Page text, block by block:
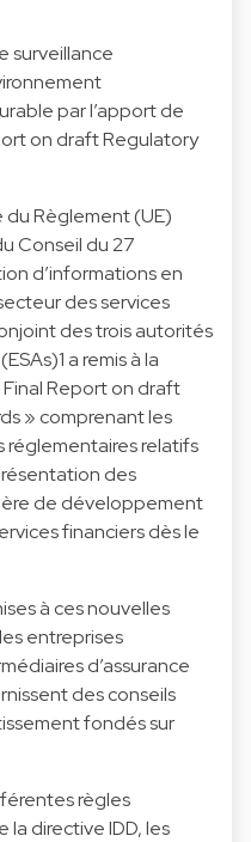
surveillance
par l’apport de
on draft Regulatory
Règlement (UE)
Conseil du 27
d’informations en
des services
des trois autorités
a remis à la
Report on draft
» comprenant les
relatifs
des
de développement
financiers dès le
à ces nouvelles
entreprises
d’assurance
des conseils
fondés sur
règles
directive IDD, les